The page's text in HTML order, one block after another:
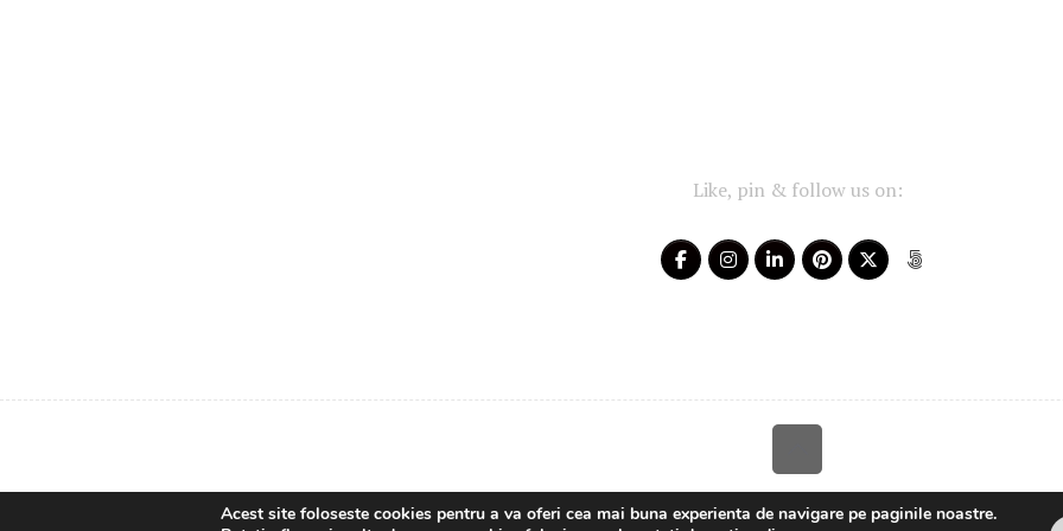
Like, pin & follow us on:
Your-Story 2014 - 2025 ~ All rights reserved
Acest site foloseste cookies pentru a va oferi cea mai buna experienta de navigare pe paginile noastre.